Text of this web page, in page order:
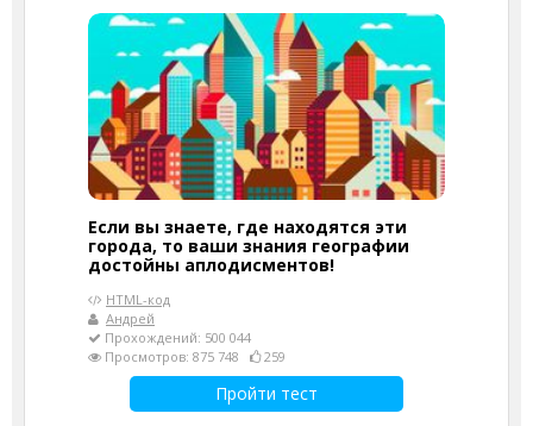
Если вы знаете, где находятся эти
города, то ваши знания географии
достойны аплодисментов!
HTML-код
Андрей
Прохождений: 500 044
Просмотров: 875 748
259
Пройти тест